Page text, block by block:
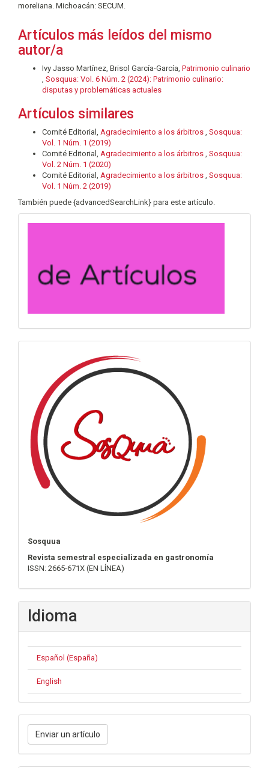
moreliana. Michoacán: SECUM.
Artículos más leídos del mismo
autor/a
Ivy Jasso Martínez, Brisol García-García, Patrimonio culinario
Sosquua: Vol. 6 Núm. 2 (2024): Patrimonio culinario:
disputas y problemáticas actuales
Artículos similares
Comité Editorial, Agradecimiento a los árbitros Sosquua:
Vol. 1 Núm. 1 (2019)
Comité Editorial, Agradecimiento a los árbitros Sosquua:
Vol. 2 Núm. 1 (2020)
Comité Editorial, Agradecimiento a los árbitros Sosquua:
Vol. 1 Núm. 2 (2019)
También puede {advancedSearchLink} para este artículo.
convocatoria
Sosquua
Revista semestral especializada en gastronomía
ISSN: 2665-671X (EN LÍNEA)
Idioma
Español (España)
English
Enviar
un
artículo
Enviar un artículo